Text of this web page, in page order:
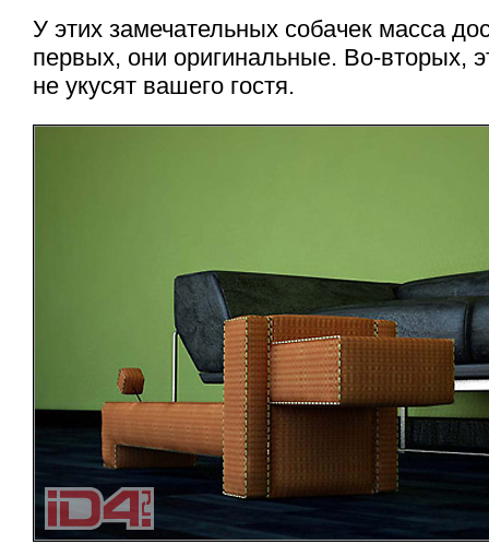
У этих замечательных собачек масса
первых, они оригинальные. Во-вторых,
не укусят вашего гостя.